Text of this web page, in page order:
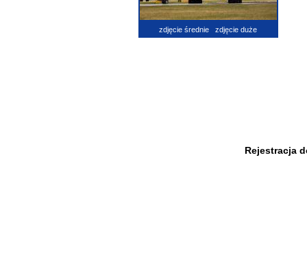
zdjęcie średnie zdjęcie duże
Rejestracja